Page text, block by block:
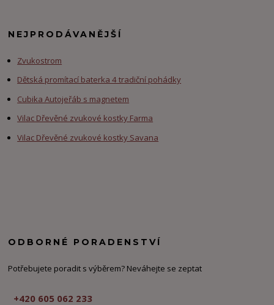
NEJPRODÁVANĚJŠÍ
Zvukostrom
Dětská promítací baterka 4 tradiční pohádky
Cubika Autojeřáb s magnetem
Vilac Dřevěné zvukové kostky Farma
Vilac Dřevěné zvukové kostky Savana
ODBORNÉ PORADENSTVÍ
Potřebujete poradit s výběrem? Neváhejte se zeptat
+420 605 062 233